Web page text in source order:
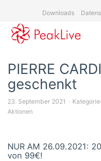
content
Downloads
PIERRE
geschenkt
23. September 2021
Aktionen
NUR AM 26.09.2021:
von 99€!